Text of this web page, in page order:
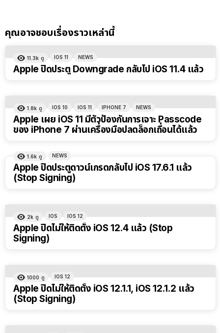
คุณอาจชอบเรื่องราวเหล่านี้
11.3k ดู IOS 11 NEWS
Apple ปิดประตู Downgrade กลับไป iOS 11.4 แล้ว
1.8k ดู IOS 10 IOS 11 IPHONE 7 NEWS
Apple เผย iOS 11 มีตัวป้องกันการเจาะ Passcode
ของ iPhone 7 ผ่านเครื่องมือปลดล็อกเถื่อนได้แล้ว
1.6k ดู NEWS
Apple ปิดประตูดาวน์เกรดกลับไป iOS 17.6.1 แล้ว
(Stop Signing)
2k ดู IOS IOS 12
Apple ปิดไม่ให้ติดตั้ง iOS 12.4 แล้ว (Stop
Signing)
1000 ดู IOS 12
Apple ปิดไม่ให้ติดตั้ง iOS 12.1.1, iOS 12.1.2 แล้ว
(Stop Signing)